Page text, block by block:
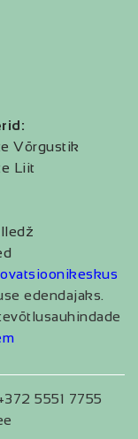
Võrgustik
Liit
edendajaks.
5551 7755